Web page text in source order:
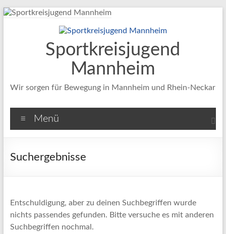
Zum
Sportkreisjugend
Mannheim
Wir sorgen für Bewegung in Mannheim und Rhein-Neckar
Menü
Suchergebnisse
Entschuldigung, aber zu deinen Suchbegriffen wurde
nichts passendes gefunden. Bitte versuche es mit anderen
Suchbegriffen nochmal.